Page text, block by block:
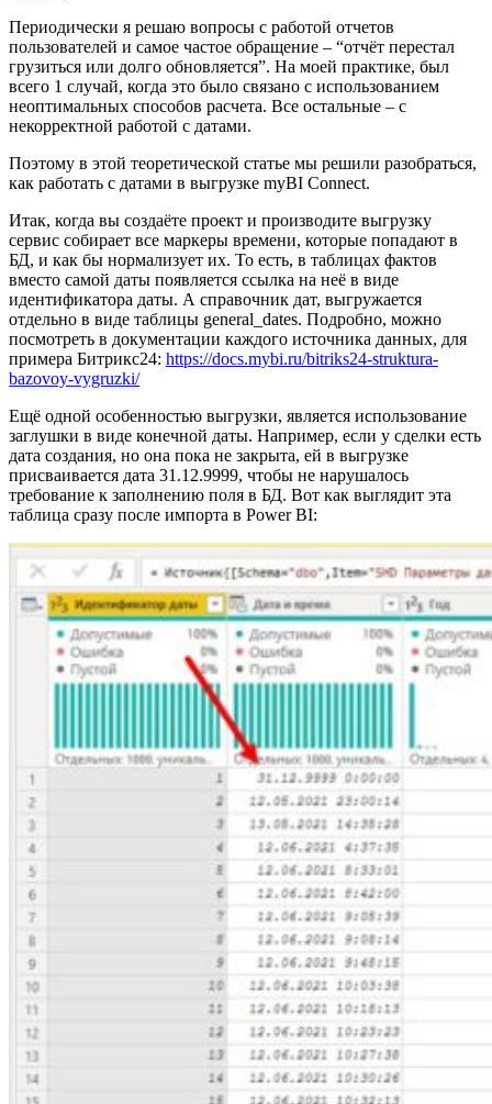
Периодически я решаю вопросы с работой отчетов
пользователей и самое частое обращение – “отчёт перестал
грузиться или долго обновляется”. На моей практике, был
всего 1 случай, когда это было связано с использованием
неоптимальных способов расчета. Все остальные – с
некорректной работой с датами.
Поэтому в этой теоретической статье мы решили разобраться,
как работать с датами в выгрузке myBI Connect.
Итак, когда вы создаёте проект и производите выгрузку
сервис собирает все маркеры времени, которые попадают в
БД, и как бы нормализует их. То есть, в таблицах фактов
вместо самой даты появляется ссылка на неё в виде
идентификатора даты. А справочник дат, выгружается
отдельно в виде таблицы general_dates. Подробно, можно
посмотреть в документации каждого источника данных, для
примера Битрикс24: https://docs.mybi.ru/bitriks24-struktura-
bazovoy-vygruzki/
Ещё одной особенностью выгрузки, является использование
заглушки в виде конечной даты. Например, если у сделки есть
дата создания, но она пока не закрыта, ей в выгрузке
присваивается дата 31.12.9999, чтобы не нарушалось
требование к заполнению поля в БД. Вот как выглядит эта
таблица сразу после импорта в Power BI: